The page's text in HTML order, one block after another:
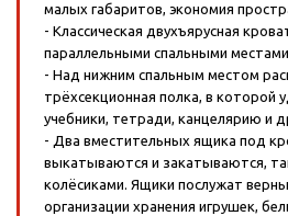
малых габаритов, экономия
- Классическая двухъярусная
параллельными спальными
- Над нижним спальным местом
трёхсекционная полка, в которой
учебники, тетради, канцелярию и
- Два вместительных ящика под
выкатываются и закатываются,
колёсиками. Ящики послужат
организации хранения игрушек,